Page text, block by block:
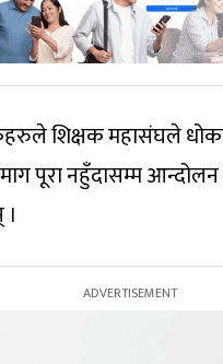
शिक्षक महासंघले
पूरा नहुँदासम्म आन्दोलन